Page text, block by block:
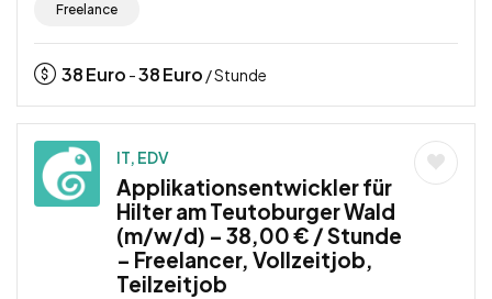
Freelance
38Euro -38Euro / Stunde
IT, EDV
Applikationsentwickler für
Hilter am Teutoburger Wald
(m/w/d) – 38,00 € / Stunde
– Freelancer, Vollzeitjob,
Teilzeitjob